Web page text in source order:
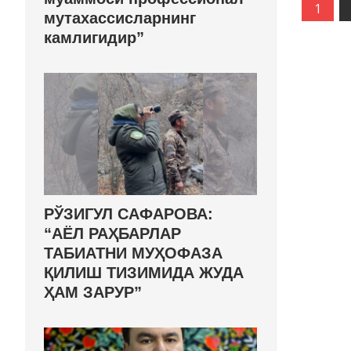
1
мутахассисларнинг
камлигидир”
РЎЗИГУЛ САФАРОВА:
“АЁЛ РАҲБАРЛАР
ТАБИАТНИ МУҲОФАЗА
ҚИЛИШ ТИЗИМИДА ЖУДА
ҲАМ ЗАРУР”